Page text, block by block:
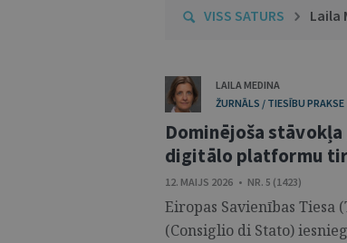
VISS SATURS Laila
LAILA MEDINA
ŽURNĀLS / TIESĪBU PRAKSE
Dominējoša
digitālo platformu
12. MAIJS 2026 • NR. 5 (1423)
Eiropas Savienības Tiesa
(Consiglio di Stato)